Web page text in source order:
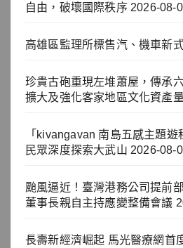
自由，破壞國際秩序 2026-08-
高雄區監理所標售汽、機車新
珍貴古砲重現左堆蕭屋，傳承
擴大及強化客家地區文化資產
「kivangavan 南島五感主題
民眾深度探索大武山 2026-08-
颱風逼近！臺灣港務公司提前
董事長親自主持應變整備會議
長壽新經濟崛起 馬光醫療網首